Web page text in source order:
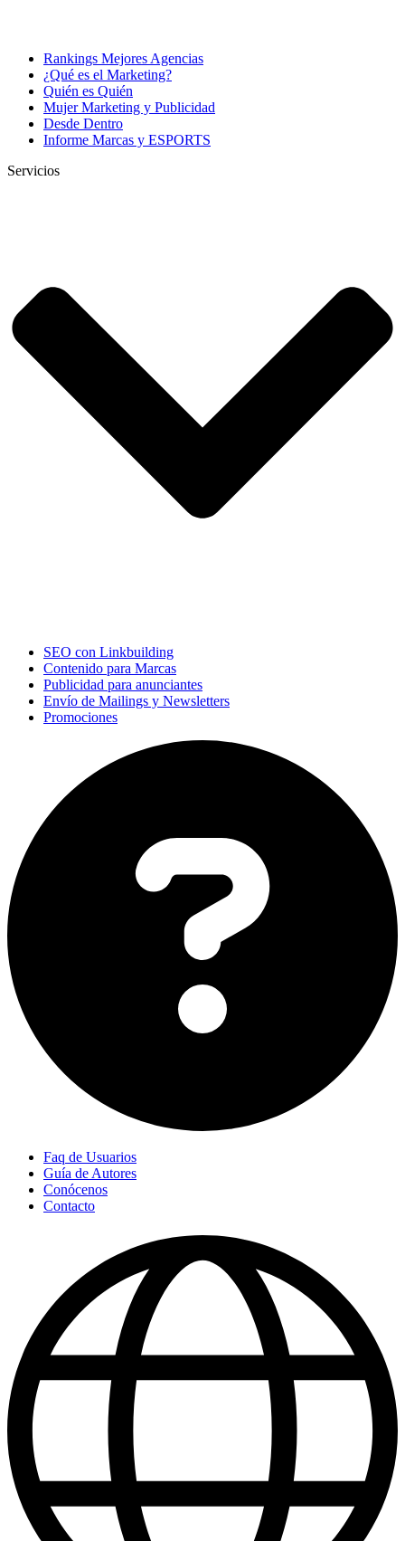
Rankings Mejores Agencias
¿Qué es el Marketing?
Quién es Quién
Mujer Marketing y Publicidad
Desde Dentro
Informe Marcas y ESPORTS
Servicios
SEO con Linkbuilding
Contenido para Marcas
Publicidad para anunciantes
Envío de Mailings y Newsletters
Promociones
Faq de Usuarios
Guía de Autores
Conócenos
Contacto